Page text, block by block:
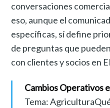
conversaciones
eso, aunque el
específicas, sí define
de preguntas que
con clientes y socios en
Cambios Operativos
Tema: